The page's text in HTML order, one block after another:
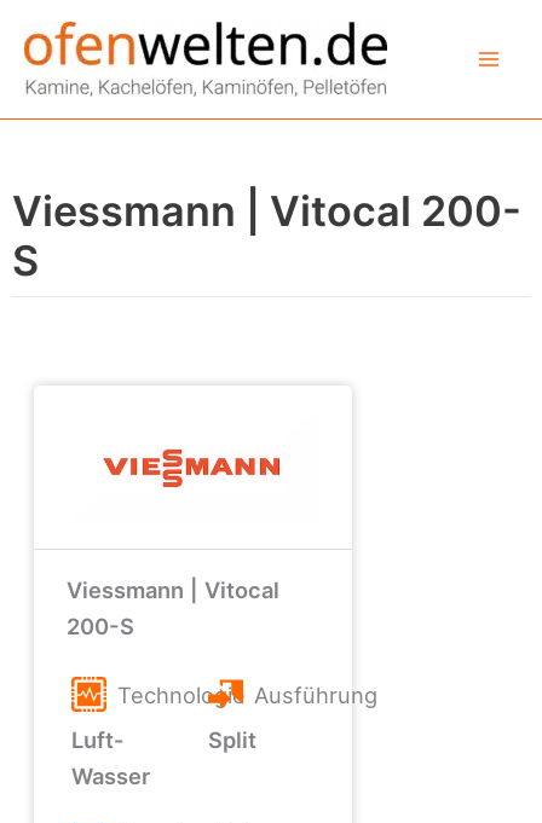
Inhalt
springen
Viessmann | Vitocal 200-
S
Viessmann | Vitocal
200-S
Technologie
Luft-
Wasser
Ausführung
Split